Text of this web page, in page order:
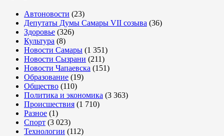
Автоновости (23)
Депутаты Думы Самары VII созыва (36)
Здоровье (326)
Культура (8)
Новости Самары (1 351)
Новости Сызрани (211)
Новости Чапаевска (151)
Образование (19)
Общество (110)
Политика и экономика (3 363)
Происшествия (1 710)
Разное (1)
Спорт (3 023)
Технологии (112)